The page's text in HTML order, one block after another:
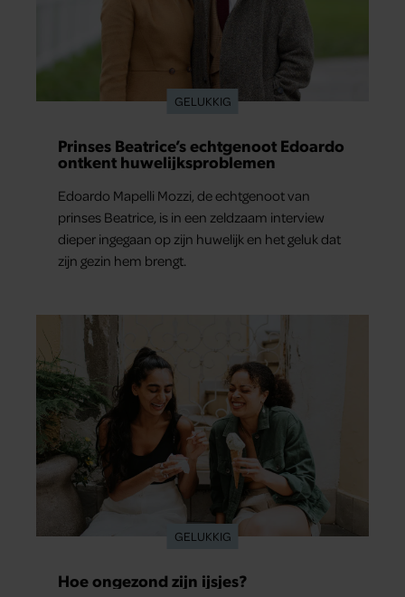
GELUKKIG
Prinses Beatrice’s echtgenoot Edoardo
ontkent huwelijksproblemen
Edoardo Mapelli Mozzi, de echtgenoot van
prinses Beatrice, is in een zeldzaam interview
dieper ingegaan op zijn huwelijk en het geluk dat
zijn gezin hem brengt.
GELUKKIG
Hoe ongezond zijn ijsjes?